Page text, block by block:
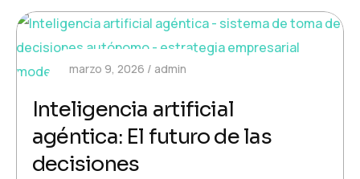
marzo 9, 2026 admin
Inteligencia artificial
agéntica: El futuro de las
decisiones